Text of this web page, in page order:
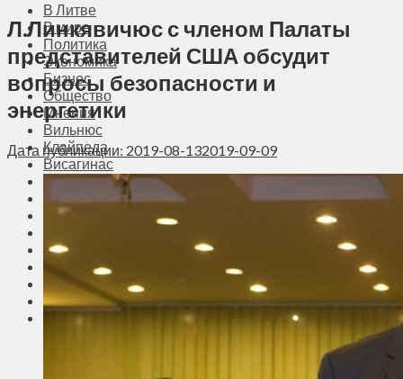
В Литве
В мире
Политика
Экономика
Бизнес
Общество
Мнения
Вильнюс
Клайпеда
Висагинас
Регионы
Соседи
Транспорт
Калейдоскоп
Армия
Сейм Литвы
Культура
Больше
Фоторепортаж
Л.Линкявичюс с членом Палаты
представителей США обсудит
вопросы безопасности и
энергетики
Дата публикации: 2019-08-132019-09-09